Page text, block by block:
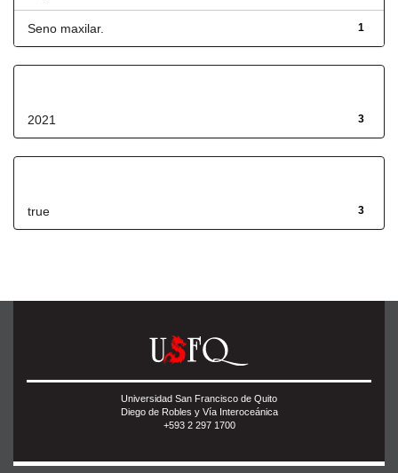
1
Seno maxilar.
3
2021
3
true
Universidad San Francisco de Quito
Diego de Robles y Vía Interoceánica
+593 2 297 1700